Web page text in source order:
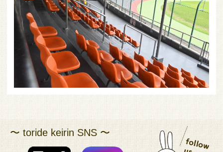
〜 toride keirin SNS 〜